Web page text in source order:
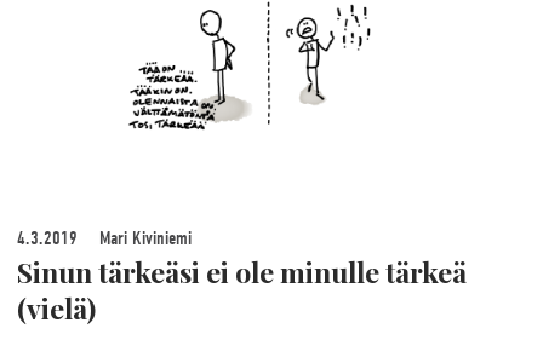
4.3.2019 Mari Kiviniemi
Sinun tärkeäsi ei ole minulle tärkeä
(vielä)